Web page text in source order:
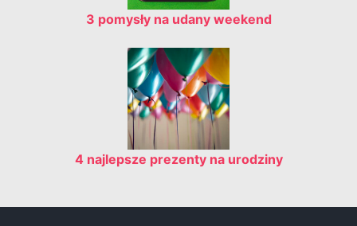
3 pomysły na udany weekend
4 najlepsze prezenty na urodziny